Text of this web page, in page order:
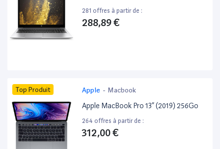
281 offres à partir de :
288,89 €
Top Produit Apple - Macbook
Apple MacBook Pro 13” (2019) 256Go
264 offres à partir de :
312,00 €